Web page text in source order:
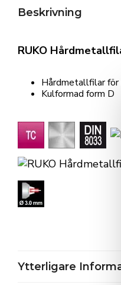
Beskrivning
RUKO
Hårdmetallfilar för
Kulformad form D
Ytterligare